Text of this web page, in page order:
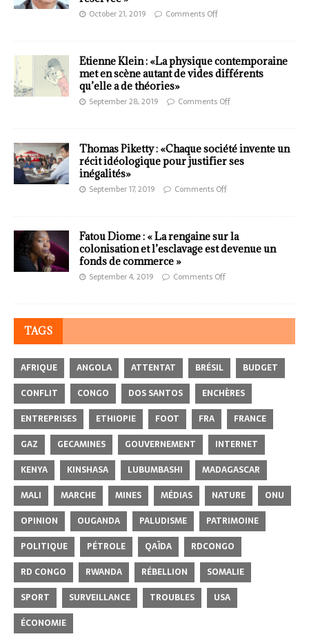
October 21, 2019 Comments Off
Etienne Klein : «La physique contemporaine
met en scène autant de vides différents
qu’elle a de théories»
September 28, 2019 Comments Off
Thomas Piketty : «Chaque société invente un
récit idéologique pour justifier ses
inégalités»
September 17, 2019 Comments Off
Fatou Diome : « La rengaine sur la
colonisation et l’esclavage est devenue un
fonds de commerce »
September 4, 2019 Comments Off
TAGS
AFRIQUE ANGOLA ATTENTAT BRÉSIL
BUDGET
CONFLIT
CONGO DOS SANTOS
ENCHÈRES
ENTREPRISES
ETHIOPIE FOOT FRA
FRANCE
GAZ
GECAMINES GOUVERNEMENT
INTERNET
KENYA
KINSHASA LUBUMBASHI
MADAGASCAR
MALI
MARCHE MINES MÉDIAS NATURE
ONU
OPINION
OUGANDA PALUDISME
PATRIMOINE
POLITIQUE
PÉTROLE QAÏDA
RDCONGO
RD CONGO
RWANDA RÉBELLION
SOMALIE
SPORT
SURVEILLANCE TROUBLES
USA
ÉCONOMIE